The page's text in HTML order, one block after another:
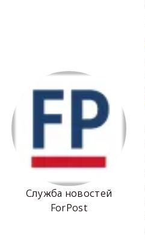
Служба новостей
ForPost